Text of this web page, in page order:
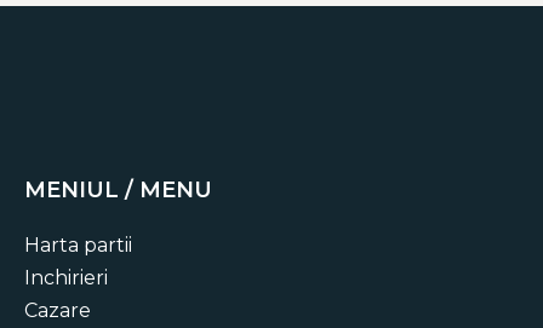
MENIUL / MENU
Harta partii
Inchirieri
Cazare